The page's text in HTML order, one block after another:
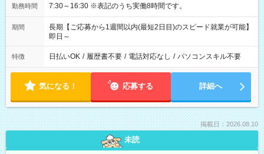
勤務時間 7:30～16:30 ※表記のうち実働8時間です。
期間
長期【ご応募から1週間以内(最短2日目)のスピード就業が可能】
即日～
特徴 日払いOK / 履歴書不要 / 電話対応なし / パソコンスキル不要
気になる！ 応募する 詳細へ
掲載日：2026.08.10
未読